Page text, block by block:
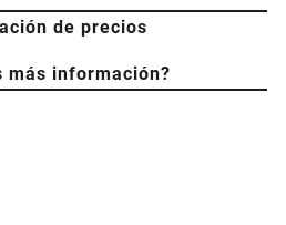
de precios
más información?